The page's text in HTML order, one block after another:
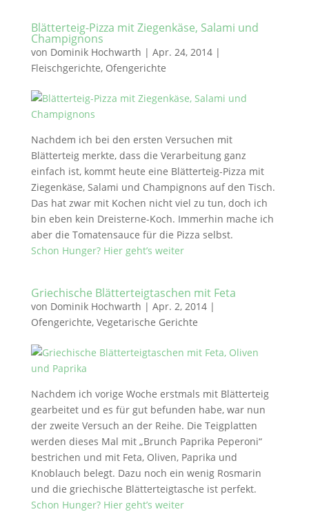
Blätterteig-Pizza mit Ziegenkäse, Salami und
Champignons
von Dominik Hochwarth | Apr. 24, 2014|
Fleischgerichte, Ofengerichte
Nachdem ich bei den ersten Versuchen mit
Blätterteig merkte, dass die Verarbeitung ganz
einfach ist, kommt heute eine Blätterteig-Pizza mit
Ziegenkäse, Salami und Champignons auf den Tisch.
Das hat zwar mit Kochen nicht viel zu tun, doch ich
bin eben kein Dreisterne-Koch. Immerhin mache ich
aber die Tomatensauce für die Pizza selbst.
Schon Hunger? Hier geht’s weiter
Griechische Blätterteigtaschen mit Feta
von Dominik Hochwarth | Apr. 2, 2014|
Ofengerichte, Vegetarische Gerichte
Nachdem ich vorige Woche erstmals mit Blätterteig
gearbeitet und es für gut befunden habe, war nun
der zweite Versuch an der Reihe. Die Teigplatten
werden dieses Mal mit „Brunch Paprika Peperoni“
bestrichen und mit Feta, Oliven, Paprika und
Knoblauch belegt. Dazu noch ein wenig Rosmarin
und die griechische Blätterteigtasche ist perfekt.
Schon Hunger? Hier geht’s weiter